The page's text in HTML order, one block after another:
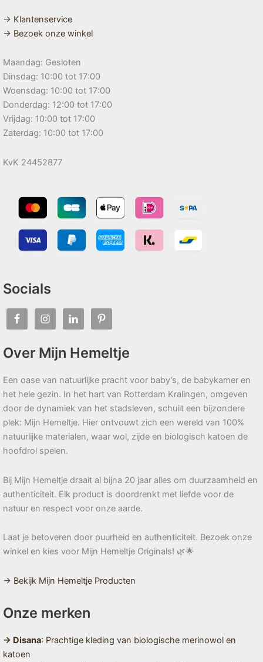
→ Klantenservice
→ Bezoek onze winkel
Maandag: Gesloten
Dinsdag: 10:00 tot 17:00
Woensdag: 10:00 tot 17:00
Donderdag: 12:00 tot 17:00
Vrijdag: 10:00 tot 17:00
Zaterdag: 10:00 tot 17:00
KvK 24452877
Socials
Over Mijn Hemeltje
Een oase van natuurlijke pracht voor baby’s, de babykamer en
het hele gezin. In het hart van Rotterdam Kralingen, omgeven
door de dynamiek van het stadsleven, schuilt een bijzondere
plek: Mijn Hemeltje. Hier ontvouwt zich een wereld van 100%
natuurlijke materialen, waar wol, zijde en biologisch katoen de
hoofdrol spelen.
Bij Mijn Hemeltje draait al bijna 20 jaar alles om duurzaamheid en
authenticiteit. Elk product is doordrenkt met liefde voor de
natuur en respect voor onze aarde.
Laat je betoveren door puurheid en authenticiteit. Bezoek onze
winkel en kies voor Mijn Hemeltje Originals! 🌿🌟
→ Bekijk Mijn Hemeltje Producten
Onze merken
→ Disana: Prachtige kleding van biologische merinowol en
katoen